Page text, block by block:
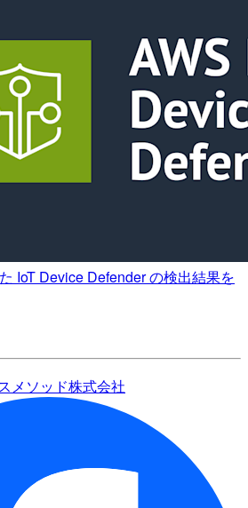
IoT Device Defender の検出結果を
メソッド株式会社